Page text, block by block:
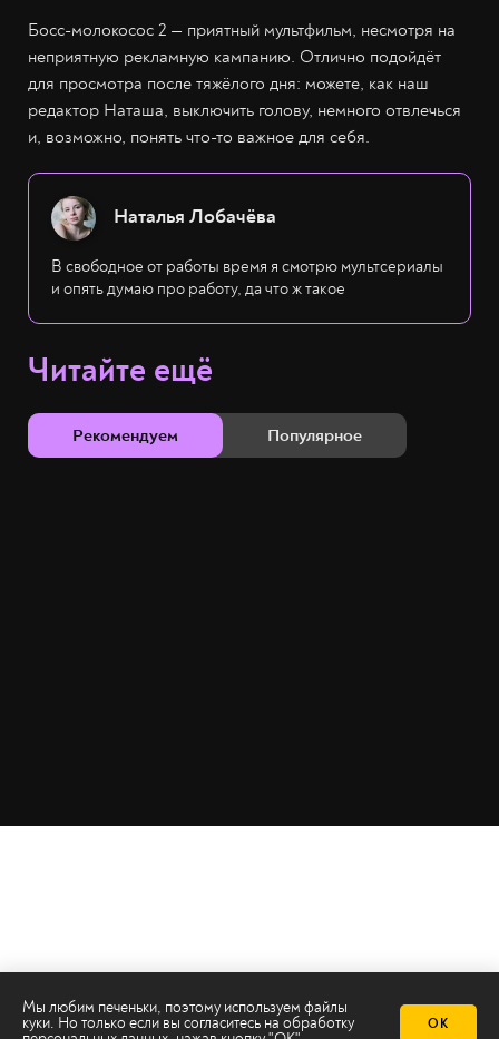
Босс-молокосос 2 — приятный мультфильм, несмотря на
неприятную рекламную кампанию. Отлично подойдёт
для просмотра после тяжёлого дня: можете, как наш
редактор Наташа, выключить голову, немного отвлечься
и, возможно, понять что-то важное для себя.
Наталья Лобачёва
В свободное от работы время я смотрю мультсериалы
и опять думаю про работу, да что ж такое
Читайте ещё
Рекомендуем Популярное
Мы любим печеньки, поэтому используем файлы
куки. Но только если вы согласитесь на обработку
ОК